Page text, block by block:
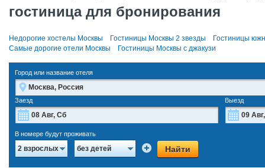
гостиница для бронирования
Недорогие хостелы Москвы Гостиницы Москвы 2 звезды
Гостиницы
Самые дорогие отели Москвы
Гостиницы Москвы с джакузи
Город или название отеля
Заезд
Пн Вт Ср Чт Пт Сб Вс
27 28 29 30 1 2
Выезд
В номере будут проживать
2 взрослых без детей Найти